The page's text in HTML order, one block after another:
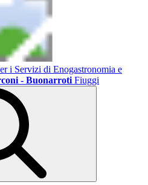
i Servizi di Enogastronomia e
- Buonarroti Fiuggi